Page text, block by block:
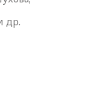
др.